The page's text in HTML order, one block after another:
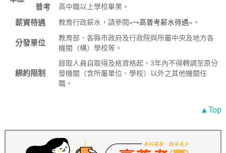
普考
高中職以上學校畢業。
薪資待遇 教育行政薪水，請參閱«↪高普考薪水待遇»。
分發單位
教育部、各縣市政府及行政院與所屬中央及地方各
機關（構）學校等。
綁約限制
錄取人員自取得及格資格起，3年內不得轉調至原分
發機關（含所屬單位、學校）以外之其他機關任
職。
▲Top